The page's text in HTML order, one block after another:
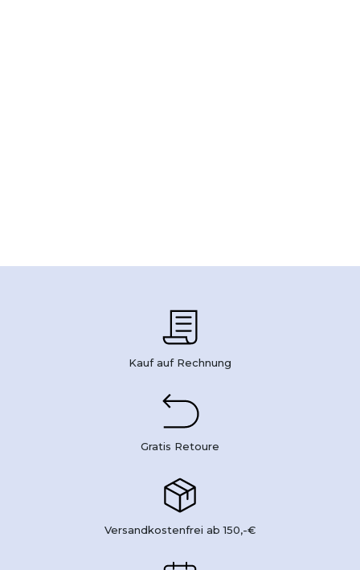
Kauf auf Rechnung
Gratis Retoure
Versandkostenfrei ab 150,-€